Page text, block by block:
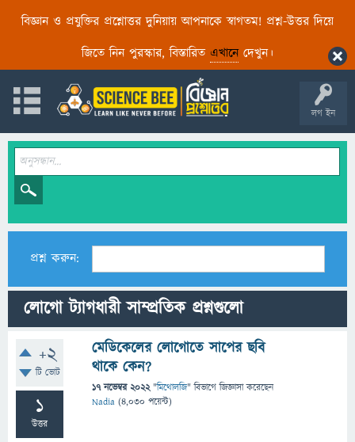
বিজ্ঞান ও প্রযুক্তির প্রশ্নোত্তর দুনিয়ায় আপনাকে স্বাগতম! প্রশ্ন-উত্তর দিয়ে
জিতে নিন পুরস্কার, বিস্তারিত এখানেদেখুন।
লগ ইন
প্রশ্ন করুন:
লোগো ট্যাগধারী সাম্প্রতিক প্রশ্নগুলো
+2
টি ভোট
1
উত্তর
মেডিকেলের লোগোতে সাপের ছবি
থাকে কেন?
17 নভেম্বর 2022 "মিথোলজি" বিভাগে জিজ্ঞাসাকরেছেন
Nadia (4,030 পয়েন্ট)